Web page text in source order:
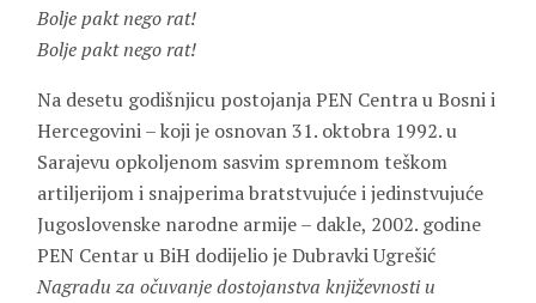
Bolje pakt nego rat!
Bolje pakt nego rat!
Na desetu godišnjicu postojanja PEN Centra u Bosni i
Hercegovini – koji je osnovan 31. oktobra 1992. u
Sarajevu opkoljenom sasvim spremnom teškom
artiljerijom i snajperima bratstvujuće i jedinstvujuće
Jugoslovenske narodne armije – dakle, 2002. godine
PEN Centar u BiH dodijelio je Dubravki Ugrešić
Nagradu za očuvanje dostojanstva književnosti u